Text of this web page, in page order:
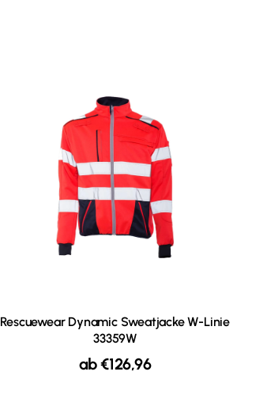
Rescuewear Dynamic Sweatjacke W-Linie
33359W
ab€126,96